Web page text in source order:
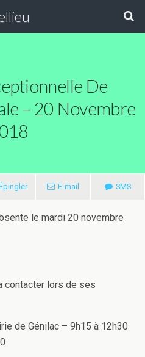
De
– 20 Novembre
E-mail SMS
le mardi 20 novembre
contacter lors de ses
de Génilac – 9h15 à 12h30